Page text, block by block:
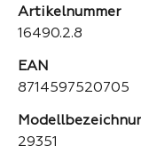
Artikelnummer
16490.2.8
EAN
8714597520705
29351